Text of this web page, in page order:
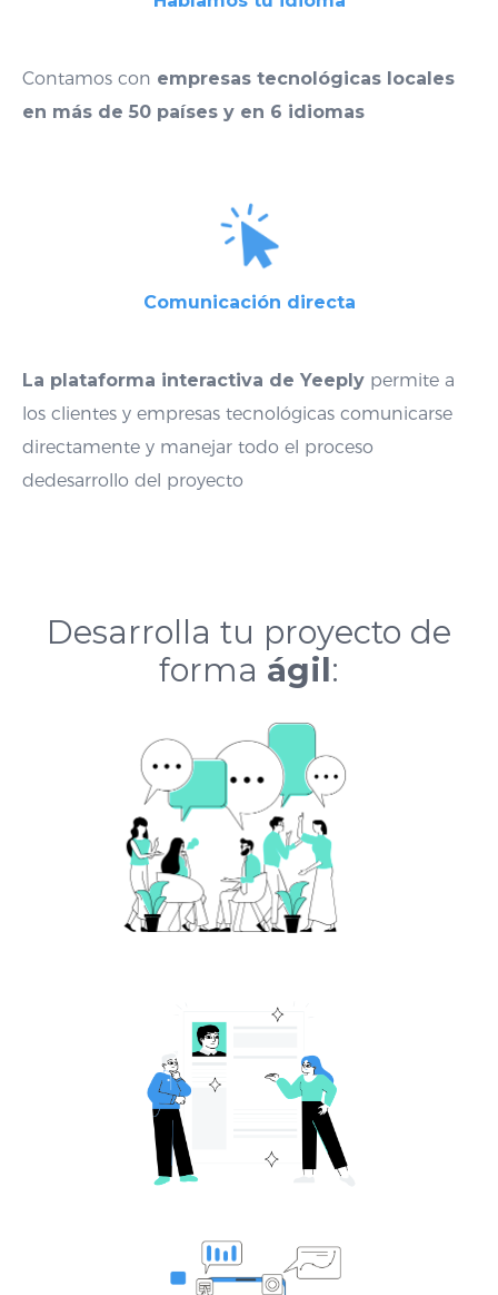
Contamos con empresas tecnológicas locales
en más de 50 países y en 6 idiomas
Comunicación directa
La plataforma interactiva de Yeeply permite a
los clientes y empresas tecnológicas comunicarse
directamente y manejar todo el proceso
dedesarrollo del proyecto
Desarrolla tu proyecto de
forma ágil: